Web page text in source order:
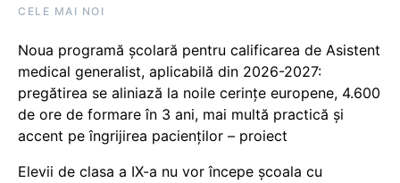
CELE MAI NOI
Noua programă școlară pentru calificarea de Asistent
medical generalist, aplicabilă din 2026-2027:
pregătirea se aliniază la noile cerințe europene, 4.600
de ore de formare în 3 ani, mai multă practică și
accent pe îngrijirea pacienților – proiect
Elevii de clasa a IX-a nu vor începe școala cu